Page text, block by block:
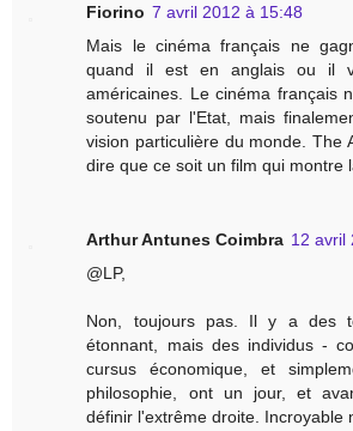
Fiorino 7 avril 2012 à 15:48
Mais le cinéma français ne
quand il est en anglais ou il
américaines. Le cinéma français
soutenu par l'Etat, mais
vision particulière du monde. The
dire que ce soit un film qui montre
Arthur Antunes Coimbra 12 avril
@LP,
Non, toujours pas. Il y a des
étonnant, mais des individus -
cursus économique, et
philosophie, ont un jour, et
définir l'extrême droite. Incroyable